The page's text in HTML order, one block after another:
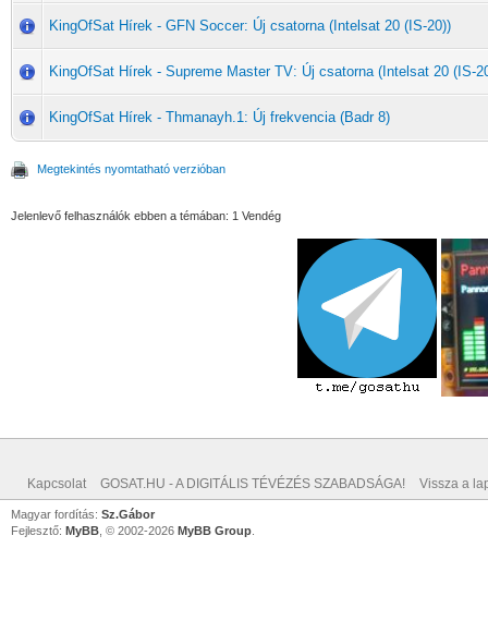
KingOfSat Hírek - GFN Soccer: Új csatorna (Intelsat 20 (IS-20))
KingOfSat Hírek - Supreme Master TV: Új csatorna (Intelsat 20 (IS-
KingOfSat Hírek - Thmanayh.1: Új frekvencia (Badr 8)
Megtekintés nyomtatható verzióban
Jelenlevő felhasználók ebben a témában: 1 Vendég
Kapcsolat GOSAT.HU - A DIGITÁLIS TÉVÉZÉS SZABADSÁGA! Vissza a
Magyar fordítás: Sz.Gábor
Fejlesztő: MyBB , © 2002-2026 MyBB Group